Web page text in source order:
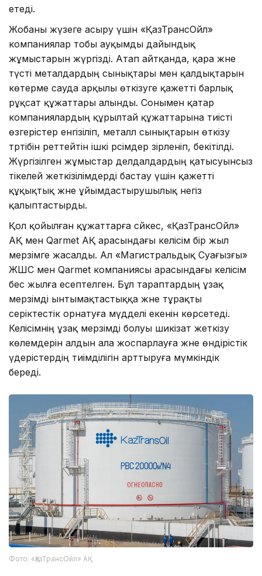
етеді.
Жобаны жүзеге асыру үшін «ҚазТрансОйл»
компаниялар тобы ауқымды дайындық
жұмыстарын жүргізді. Атап айтқанда, қара және
түсті металдардың сынықтары мен қалдықтарын
көтерме сауда арқылы өткізуге қажетті барлық
рұқсат құжаттары алынды. Сонымен қатар
компаниялардың құрылтай құжаттарына тиісті
өзгерістер енгізіліп, металл сынықтарын өткізу
тәртібін реттейтін ішкі рәсімдер әзірленіп, бекітілді.
Жүргізілген жұмыстар делдалдардың қатысуынсыз
тікелей жеткізілімдерді бастау үшін қажетті
құқықтық және ұйымдастырушылық негіз
қалыптастырды.
Қол қойылған құжаттарға сәйкес, «ҚазТрансОйл»
АҚ мен Qarmet АҚ арасындағы келісім бір жыл
мерзімге жасалды. Ал «Магистральдық Суағызғы»
ЖШС мен Qarmet компаниясы арасындағы келісім
бес жылға есептелген. Бұл тараптардың ұзақ
мерзімді ынтымақтастыққа және тұрақты
серіктестік орнатуға мүдделі екенін көрсетеді.
Келісімнің ұзақ мерзімді болуы шикізат жеткізу
көлемдерін алдын ала жоспарлауға және өндірістік
үдерістердің тиімділігін арттыруға мүмкіндік
береді.
Фото: «ҚазТрансОйл» АҚ